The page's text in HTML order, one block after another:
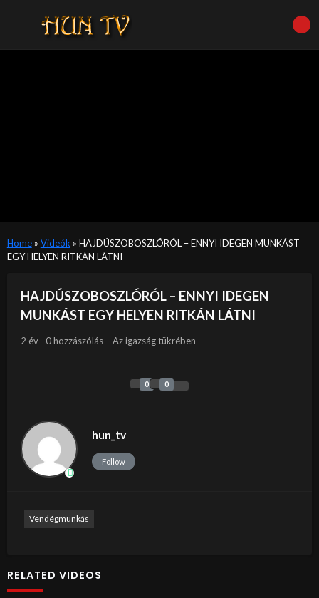
Home» Videók » HAJDÚSZOBOSZLÓRÓL – ENNYI IDEGEN MUNKÁST
EGY HELYEN RITKÁN LÁTNI
HAJDÚSZOBOSZLÓRÓL – ENNYI IDEGEN
MUNKÁST EGY HELYEN RITKÁN LÁTNI
2 év 0 hozzászólás Az igazság tükrében
0 0
hun_tv
Follow
Vendégmunkás
RELATED VIDEOS